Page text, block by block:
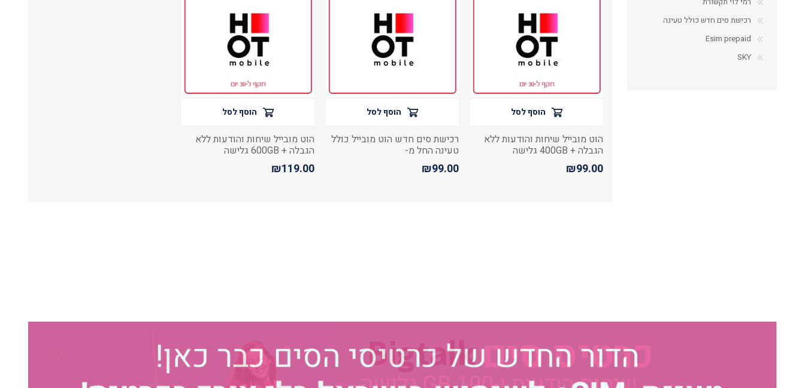
הוט מובייל שיחות והודעות ללא
הגבלה + 400GB גלישה
₪99.00
הוסף לסל
רכישת סים חדש הוט מובייל כולל
טעינה החל מ-
₪99.00
הוסף לסל
הוט מובייל שיחות והודעות ללא
הגבלה + 600GB גלישה
₪119.00
הוסף לסל
רכישת סים חדש כולל טעינה
Esim prepaid
SKY